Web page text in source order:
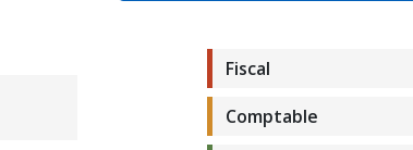
Fiscal
Comptable